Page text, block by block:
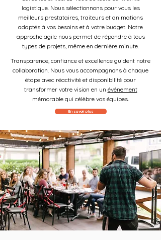
logistique. Nous sélectionnons pour vous les
meilleurs prestataires, traiteurs et animations
adaptés à vos besoins et à votre budget. Notre
approche agile nous permet de répondre à tous
types de projets, même en dernière minute.
Transparence, confiance et excellence guident notre
collaboration. Nous vous accompagnons à chaque
étape avec réactivité et disponibilité pour
transformer votre vision en un événement
mémorable qui célèbre vos équipes.
En savoir plus